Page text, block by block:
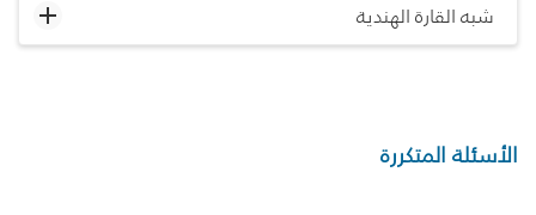
شبه القارة الهندية
الأسئلة المتكررة